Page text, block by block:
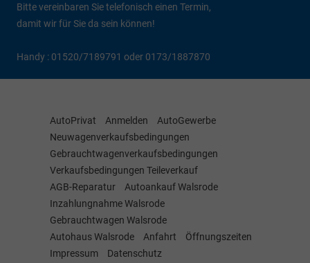
Bitte vereinbaren Sie telefonisch einen Termin,
damit wir für Sie da sein können!
Handy : 01520/7189791 oder 0173/1887870
AutoPrivat Anmelden
AutoGewerbe
Neuwagenverkaufsbedingungen
Gebrauchtwagenverkaufsbedingungen
Verkaufsbedingungen Teileverkauf
AGB-Reparatur
Autoankauf Walsrode
Inzahlungnahme Walsrode
Gebrauchtwagen Walsrode
Autohaus Walsrode
Anfahrt
Öffnungszeiten
Impressum
Datenschutz